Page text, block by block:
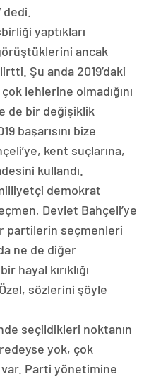
yaptıkları
ancak
Şu anda 2019’daki
lehlerine olmadığını
de bir değişiklik
başarısını bize
kent suçlarına,
kullandı.
demokrat
Devlet Bahçeli’ye
partilerin seçmenleri
ne de diğer
hayal kırıklığı
sözlerini şöyle
seçildikleri noktanın
yok, çok
Parti yönetimine